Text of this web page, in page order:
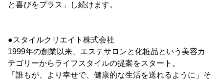
と喜びをプラス」し続けます。
●スタイルクリエイト株式会社
1999年の創業以来、エステサロンと化粧品という美容カ
テゴリーからライフスタイルの提案をスタート。
「誰もが、より幸せで、健康的な生活を送れるように」そ